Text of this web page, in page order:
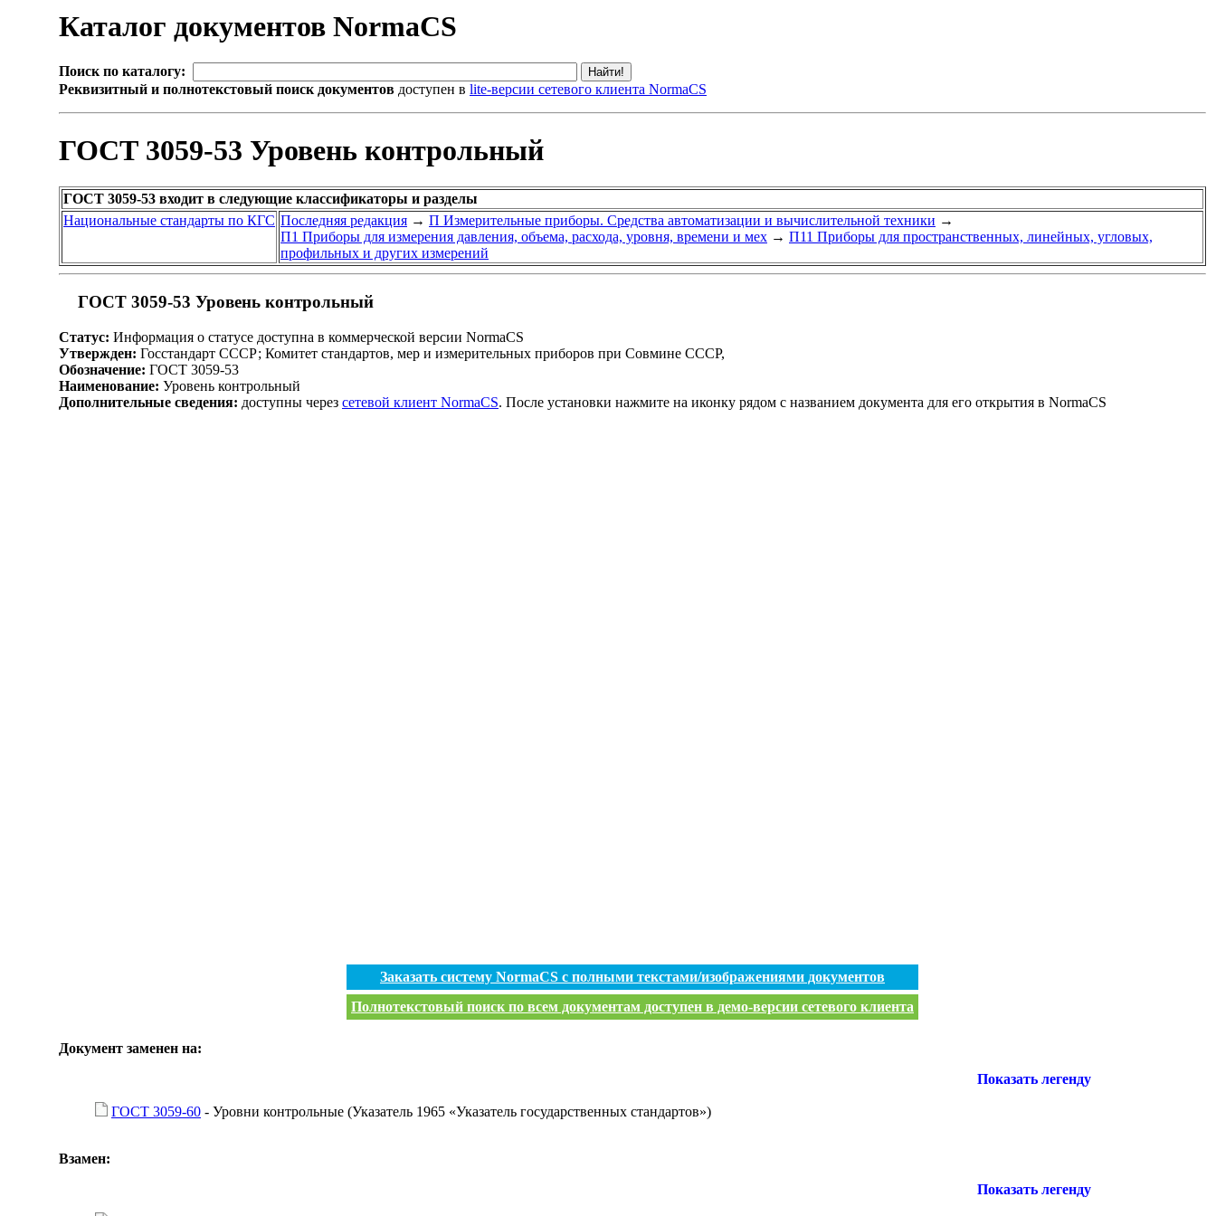
Каталог документов NormaCS
Поиск по каталогу:
Реквизитный и полнотекстовый поиск документов доступен в lite-версии сетевого клиента NormaCS
ГОСТ 3059-53 Уровень контрольный
ГОСТ 3059-53 входит в следующие классификаторы и разделы
Национальные стандарты по КГС Последняя редакция → П Измерительные приборы. Средства автоматизации и вычислительной техники →
П1 Приборы для измерения давления, объема, расхода, уровня, времени и мех → П11 Приборы для пространственных, линейных, угловых,
профильных и других измерений
ГОСТ 3059-53 Уровень контрольный
Статус: Информация о статусе доступна в коммерческой версии NormaCS
Утвержден: Госстандарт СССР; Комитет стандартов, мер и измерительных приборов при Совмине СССР,
Обозначение: ГОСТ 3059-53
Наименование: Уровень контрольный
Дополнительные сведения: доступны через сетевой клиент NormaCS. После установки нажмите на иконку рядом с названием документа для его открытия в NormaCS
Заказать систему NormaCS с полными текстами/изображениями документов
Полнотекстовый поиск по всем документам доступен в демо-версии сетевого клиента
Документ заменен на:
Показать легенду
ГОСТ 3059-60 - Уровни контрольные (Указатель 1965 «Указатель государственных стандартов»)
Взамен:
Показать легенду